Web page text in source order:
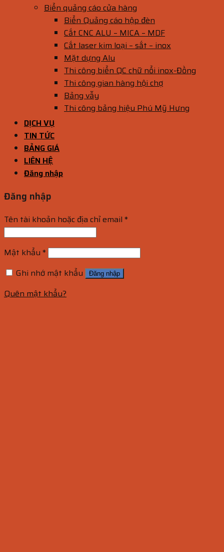
Biển quảng cáo cửa hàng
Biển Quảng cáo hộp đèn
Cắt CNC ALU – MICA – MDF
Cắt laser kim loại – sắt – inox
Mặt dựng Alu
Thi công biển QC chữ nổi inox-Đồng
Thi công gian hàng hội chợ
Bảng vẫy
Thi công bảng hiệu Phú Mỹ Hưng
DỊCH VỤ
TIN TỨC
BẢNG GIÁ
LIÊN HỆ
Đăng nhập
Đăng nhập
Tên tài khoản hoặc địa chỉ email *
Mật khẩu *
Ghi nhớ mật khẩu
Đăng nhập
Quên mật khẩu?